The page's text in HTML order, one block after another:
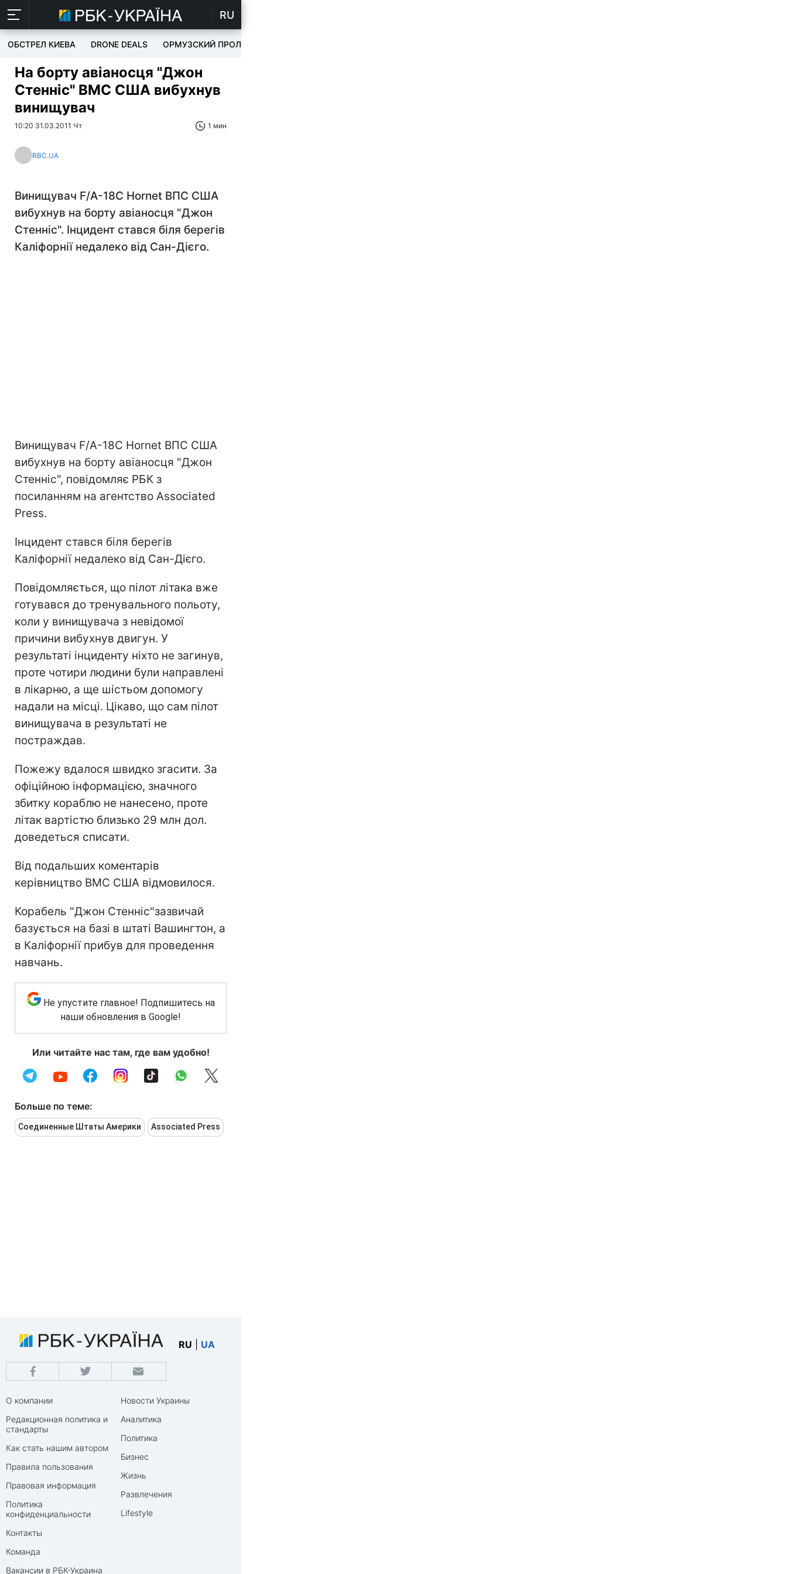
RU
ОБСТРЕЛ КИЕВА DRONE DEALS ОРМУЗСКИЙ ПРОЛИВ
На борту авіаносця "Джон
Стенніс" ВМС США вибухнув
винищувач
10:20 31.03.2011 Чт 1 мин
RBC.UA
Винищувач F/A-18C Hornet ВПС США
вибухнув на борту авіаносця "Джон
Стенніс". Інцидент стався біля берегів
Каліфорнії недалеко від Сан-Дієго.
Винищувач F/A-18C Hornet ВПС США
вибухнув на борту авіаносця "Джон
Стенніс", повідомляє РБК з
посиланням на агентство Associated
Press.
Інцидент стався біля берегів
Каліфорнії недалеко від Сан-Дієго.
Повідомляється, що пілот літака вже
готувався до тренувального польоту,
коли у винищувача з невідомої
причини вибухнув двигун. У
результаті інциденту ніхто не загинув,
проте чотири людини були направлені
в лікарню, а ще шістьом допомогу
надали на місці. Цікаво, що сам пілот
винищувача в результаті не
постраждав.
Пожежу вдалося швидко згасити. За
офіційною інформацією, значного
збитку кораблю не нанесено, проте
літак вартістю близько 29 млн дол.
доведеться списати.
Від подальших коментарів
керівництво ВМС США відмовилося.
Корабель "Джон Стенніс"зазвичай
базується на базі в штаті Вашингтон, а
в Каліфорнії прибув для проведення
навчань.
Не упустите главное! Подпишитесь на
наши обновления в Google!
Или читайте нас там, где вам удобно!
Больше по теме:
Соединенные Штаты Америки Associated Press
RU UA
О компании
Редакционная политика и
стандарты
Как стать нашим автором
Правила пользования
Правовая информация
Политика
конфиденциальности
Контакты
Команда
Вакансии в РБК-Украина
Новости Украины
Аналитика
Политика
Бизнес
Жизнь
Развлечения
Lifestyle